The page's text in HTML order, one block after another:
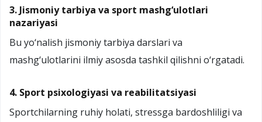
3. Jismoniy tarbiya va sport mashg‘ulotlari
nazariyasi
Bu yo‘nalish jismoniy tarbiya darslari va
mashg‘ulotlarini ilmiy asosda tashkil qilishni o‘rgatadi.
4. Sport psixologiyasi va reabilitatsiyasi
Sportchilarning ruhiy holati, stressga bardoshliligi va